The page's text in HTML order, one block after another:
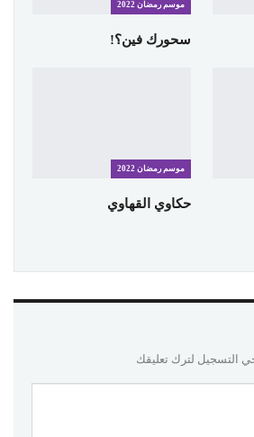
موسم رمضان 2022
سحورك فين؟!
موسم رمضان 2022
حكاوي القهاوي
التسجيل لترك تعليقك